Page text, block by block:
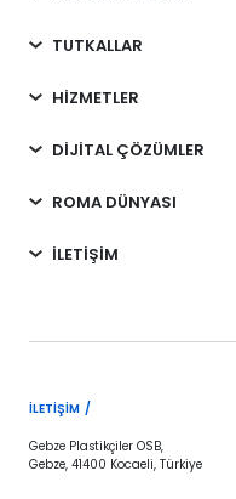
TUTKALLAR
HİZMETLER
DİJİTAL ÇÖZÜMLER
ROMA DÜNYASI
İLETİŞİM
İLETIŞIM /
Gebze Plastikçiler OSB,
Gebze, 41400 Kocaeli, Türkiye